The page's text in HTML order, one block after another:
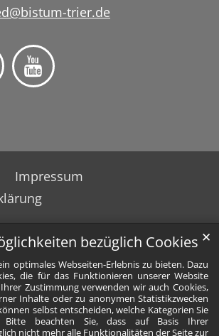
bezüglich Cookies
optimales Webseiten-Erlebnis zu bieten. Dazu
die für das Funktionieren unserer Website
Zustimmung verwenden wir auch Cookies,
Inhalte oder zu anonymen Statistikzwecken
selbst entscheiden, welche Kategorien Sie
Bitte beachten Sie, dass auf Basis Ihrer
nicht mehr alle Funktionalitäten der Seite zur
✕
trier.de
Impressum